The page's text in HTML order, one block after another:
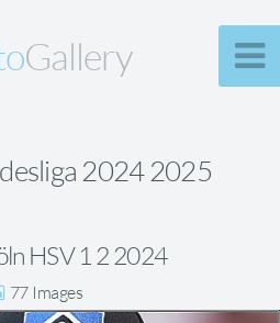
Gallery
2024 2025
HSV 1 2 2024
77